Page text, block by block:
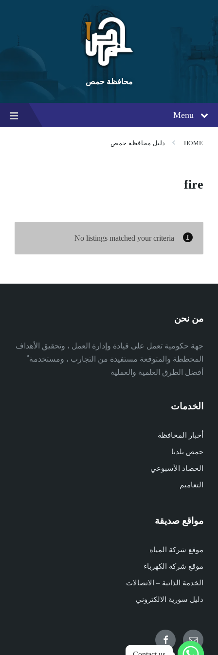
content
main
navigation
footer
محافظة حمص
Menu
HOME دليل محافظة حمص
fire
No listings matched your criteria
من نحن
جهة حكومية تعمل على قيادة وإدارة العمل ، وتحقيق الأهداف
المخططة والمتوقعة مستفيدة من التجارب ، ومستخدمة ً
أفضل الطرق العلمية والعملية
الخدمات
أخبار المحافظة
حمص بلدنا
الحصاد الأسبوعي
التعاميم
مواقع صديقة
موقع شركة المياه
موقع شركة الكهرباء
الخدمة الذاتية – الاتصالات
دليل سورية الالكتروني
Email
Facebook